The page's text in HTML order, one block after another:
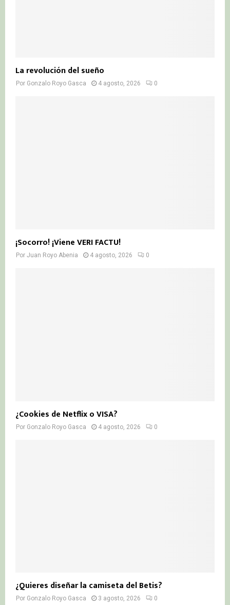
La revolución del sueño
Por Gonzalo Royo Gasca 4 agosto, 2026 0
¡Socorro! ¡Viene VERI FACTU!
Por Juan Royo Abenia 4 agosto, 2026 0
¿Cookies de Netflix o VISA?
Por Gonzalo Royo Gasca 4 agosto, 2026 0
¿Quieres diseñar la camiseta del Betis?
Por Gonzalo Royo Gasca 3 agosto, 2026 0